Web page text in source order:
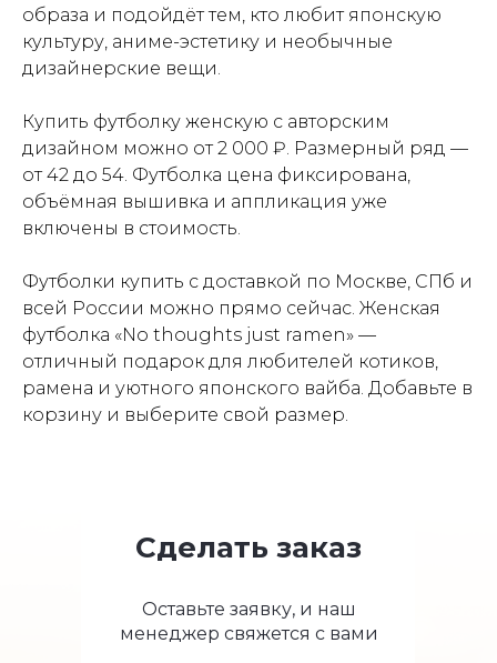
образа и подойдёт тем, кто любит японскую
культуру, аниме-эстетику и необычные
дизайнерские вещи.
Купить футболку женскую с авторским
дизайном можно от 2 000 ₽. Размерный ряд —
от 42 до 54. Футболка цена фиксирована,
объёмная вышивка и аппликация уже
включены в стоимость.
Футболки купить с доставкой по Москве, СПб и
всей России можно прямо сейчас. Женская
футболка «No thoughts just ramen» —
отличный подарок для любителей котиков,
рамена и уютного японского вайба. Добавьте в
корзину и выберите свой размер.
Сделать заказ
Оставьте заявку, и наш
менеджер свяжется с вами